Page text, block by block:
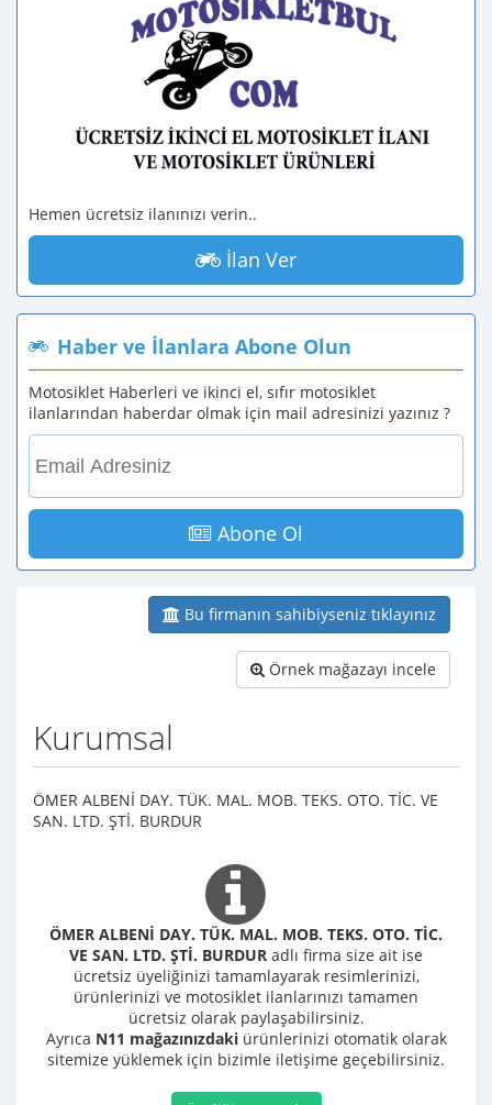
Hemen ücretsiz ilanınızı verin..
İlan Ver
Haber ve İlanlara Abone Olun
Motosiklet Haberleri ve ikinci el, sıfır motosiklet
ilanlarından haberdar olmak için mail adresinizi yazınız ?
Abone Ol
Bu firmanın sahibiyseniz tıklayınız
Örnek mağazayı incele
Kurumsal
ÖMER ALBENİ DAY. TÜK. MAL. MOB. TEKS. OTO. TİC. VE
SAN. LTD. ŞTİ. BURDUR
ÖMER ALBENİ DAY. TÜK. MAL. MOB. TEKS. OTO. TİC.
VE SAN. LTD. ŞTİ. BURDUR adlı firma size ait ise
ücretsiz üyeliğinizi tamamlayarak resimlerinizi,
ürünlerinizi ve motosiklet ilanlarınızı tamamen
ücretsiz olarak paylaşabilirsiniz.
Ayrıca N11 mağazınızdakiürünlerinizi otomatik olarak
sitemize yüklemek için bizimle iletişime geçebilirsiniz.